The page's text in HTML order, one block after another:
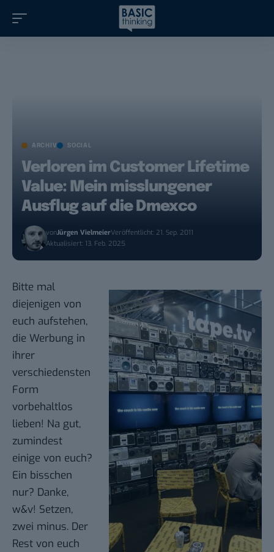
ARCHIV SOCIAL
Verloren im Customer Lifetime
Value: Mein misslungener
Ausflug auf die Dmexco
vonJürgen VielmeierVeröffentlicht: 21. Sep. 2011
Aktualisiert: 13. Feb. 2025
Bitte mal
diejenigen von
euch aufstehen,
die Werbung in
ihrer
verschiedensten
Form
vorbehaltlos
lieben! Na gut,
zumindest
einige von euch?
Ein bisschen
nur? Danke,
w&v! Setzen,
zwei minus. Der
Rest von euch